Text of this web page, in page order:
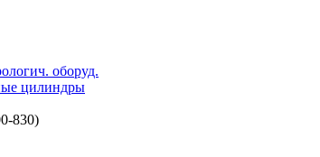
оборуд.
цилиндры
830)